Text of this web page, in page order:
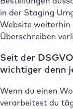
in der Staging
Website weiterhin
Überschreiben
Seit der
wichtiger denn
Wenn du einen
verarbeitest du